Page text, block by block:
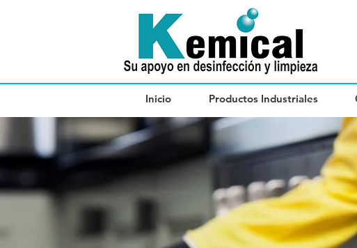
Inicio Productos Industriales